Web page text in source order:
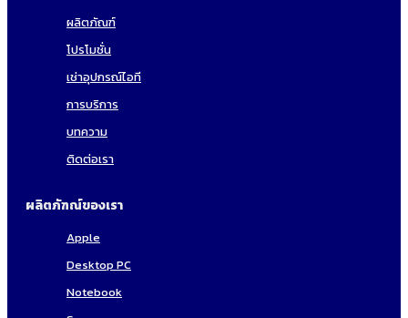
ผลิตภัณฑ์
โปรโมชั่น
เช่าอุปกรณ์ไอที
การบริการ
บทความ
ติดต่อเรา
ผลิตภัฑณ์ของเรา
Apple
Desktop PC
Notebook